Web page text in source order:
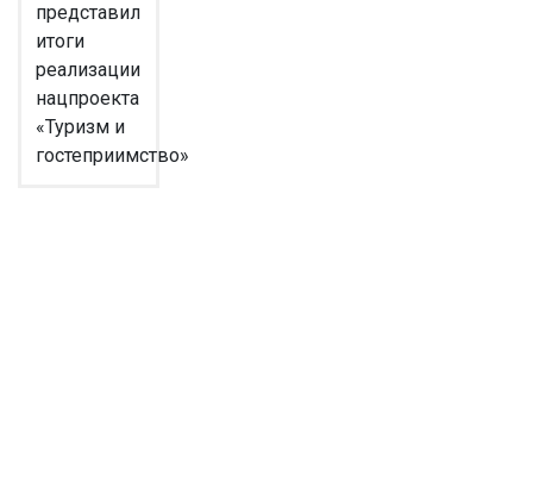
представил
итоги
реализации
нацпроекта
«Туризм и
гостеприимство»